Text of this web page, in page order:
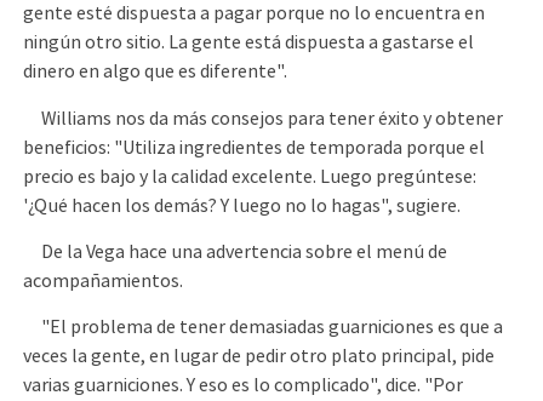
gente esté dispuesta a pagar porque no lo encuentra en
ningún otro sitio. La gente está dispuesta a gastarse el
dinero en algo que es diferente".
Williams nos da más consejos para tener éxito y obtener
beneficios: "Utiliza ingredientes de temporada porque el
precio es bajo y la calidad excelente. Luego pregúntese:
'¿Qué hacen los demás? Y luego no lo hagas", sugiere.
De la Vega hace una advertencia sobre el menú de
acompañamientos.
"El problema de tener demasiadas guarniciones es que a
veces la gente, en lugar de pedir otro plato principal, pide
varias guarniciones. Y eso es lo complicado", dice. "Por